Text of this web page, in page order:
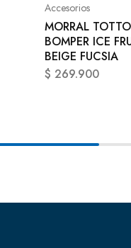
Accesorios
MORRAL
BOMPER ICE
BEIGE FUCSIA
$ 269.900